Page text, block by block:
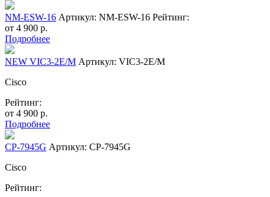
NM-ESW-16 Артикул: NM-ESW-16 Рейтинг:
от 4 900 р.
Подробнее
NEW VIC3-2E/M Артикул: VIC3-2E/M
Cisco
Рейтинг:
от 4 900 р.
Подробнее
CP-7945G Артикул: CP-7945G
Cisco
Рейтинг: